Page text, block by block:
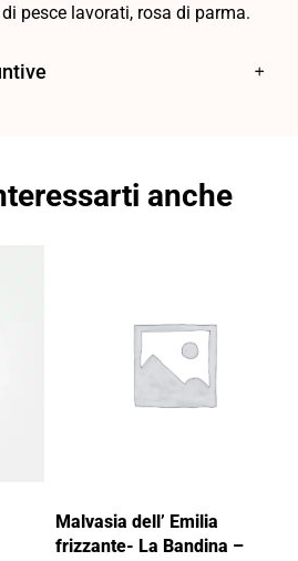
pesce lavorati, rosa di parma.
anche
Malvasia dell’ Emilia
frizzante- La Bandina –